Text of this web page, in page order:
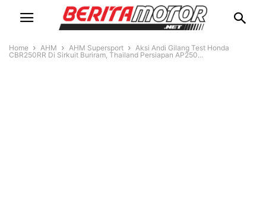
Home AHM AHM Supersport
Aksi Andi Gilang Test Honda
CBR250RR Di Sirkuit Buriram, Thailand Persiapan AP250...